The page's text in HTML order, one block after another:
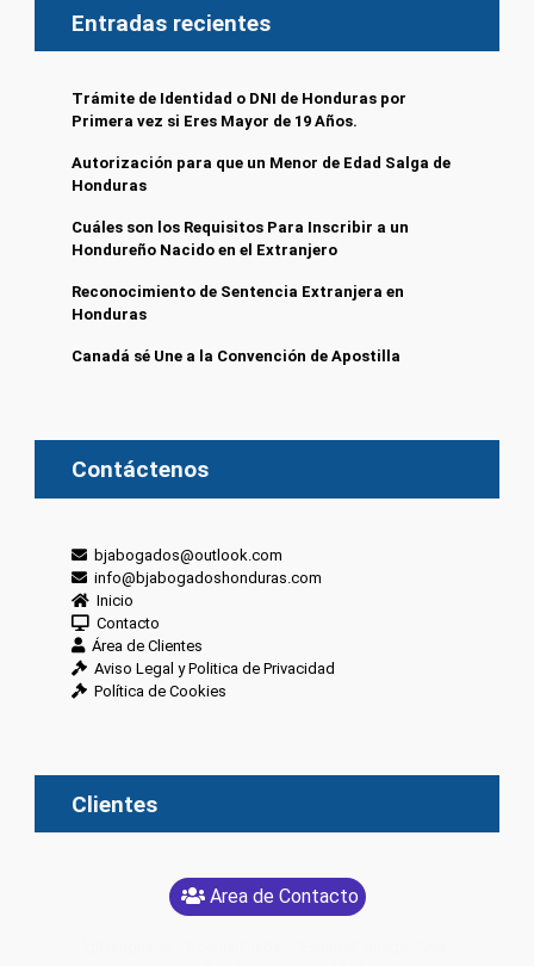
Entradas recientes
Trámite de Identidad o DNI de Honduras por
Primera vez si Eres Mayor de 19 Años.
Autorización para que un Menor de Edad Salga de
Honduras
Cuáles son los Requisitos Para Inscribir a un
Hondureño Nacido en el Extranjero
Reconocimiento de Sentencia Extranjera en
Honduras
Canadá sé Une a la Convención de Apostilla
Contáctenos
bjabogados@outlook.com
info@bjabogadoshonduras.com
Inicio
Contacto
Área de Clientes
Aviso Legal y Politica de Privacidad
Política de Cookies
Clientes
Area de Contacto